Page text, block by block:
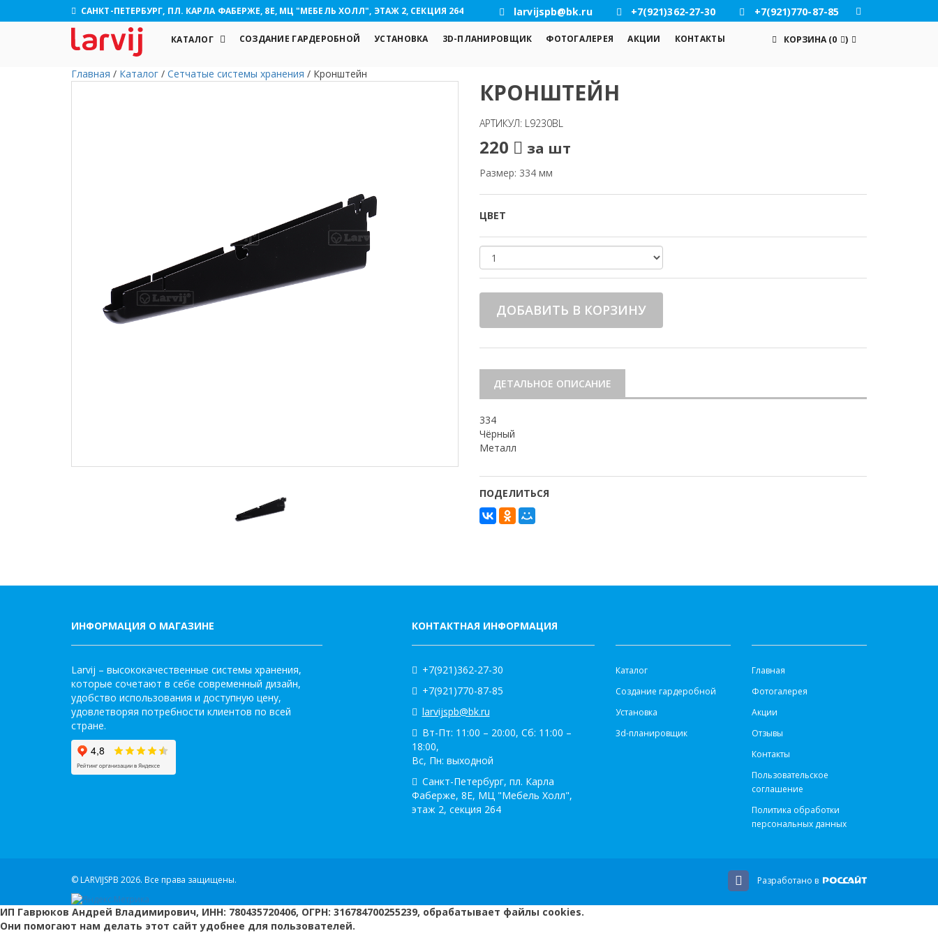
САНКТ-ПЕТЕРБУРГ, ПЛ. КАРЛА ФАБЕРЖЕ, 8Е, МЦ "МЕБЕЛЬ ХОЛЛ", ЭТАЖ 2, СЕКЦИЯ 264 larvijspb@bk.ru +7(921)362-27-30 +7(921)770-87-85
КАТАЛОГ СОЗДАНИЕ ГАРДЕРОБНОЙ УСТАНОВКА 3D-ПЛАНИРОВЩИК ФОТОГАЛЕРЕЯ АКЦИИ КОНТАКТЫ КОРЗИНА (0 )
Главная / Каталог / Сетчатые системы хранения / Кронштейн
КРОНШТЕЙН
АРТИКУЛ: L9230BL
220 за шт
Размер: 334 мм
ЦВЕТ
ДОБАВИТЬ В КОРЗИНУ
ДЕТАЛЬНОЕ ОПИСАНИЕ
334
Чёрный
Металл
ПОДЕЛИТЬСЯ
ИНФОРМАЦИЯ О МАГАЗИНЕ
Larvij – высококачественные системы хранения,
которые сочетают в себе современный дизайн,
удобство использования и доступную цену,
удовлетворяя потребности клиентов по всей
стране.
КОНТАКТНАЯ ИНФОРМАЦИЯ
+7(921)362-27-30
+7(921)770-87-85
larvijspb@bk.ru
Вт-Пт: 11:00 – 20:00, Сб: 11:00 –
18:00,
Вс, Пн: выходной
Санкт-Петербург, пл. Карла
Фаберже, 8Е, МЦ "Мебель Холл",
этаж 2, секция 264
Каталог
Создание гардеробной
Установка
3d-планировщик
Главная
Фотогалерея
Акции
Отзывы
Контакты
Пользовательское
соглашение
Политика обработки
персональных данных
© LARVIJSPB 2026. Все права защищены. Разработано в
ИП Гаврюков Андрей Владимирович, ИНН: 780435720406, ОГРН: 316784700255239, обрабатывает файлы cookies.
Они помогают нам делать этот сайт удобнее для пользователей.